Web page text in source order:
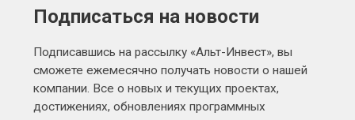
Подписаться на новости
Подписавшись на рассылку «Альт-Инвест», вы
сможете ежемесячно получать новости о нашей
компании. Все о новых и текущих проектах,
достижениях, обновлениях программных